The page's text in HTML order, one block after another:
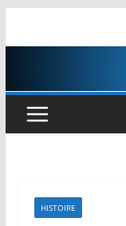
HISTOIRE